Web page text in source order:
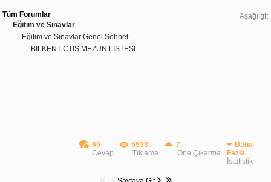
Aşağı git
Tüm Forumlar
Eğitim ve Sınavlar
Eğitim ve Sınavlar Genel Sohbet
BILKENT CTIS MEZUN LİSTESİ
69
Cevap
5533
Tıklama
7
Öne Çıkarma
Daha
Fazla
İstatistik